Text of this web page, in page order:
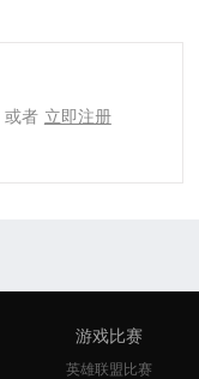
或者 立即注册
游戏比赛
英雄联盟比赛